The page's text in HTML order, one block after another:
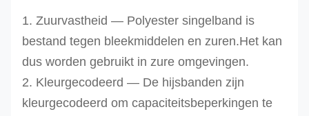
1. Zuurvastheid — Polyester singelband is
bestand tegen bleekmiddelen en zuren.Het kan
dus worden gebruikt in zure omgevingen.
2. Kleurgecodeerd — De hijsbanden zijn
kleurgecodeerd om capaciteitsbeperkingen te